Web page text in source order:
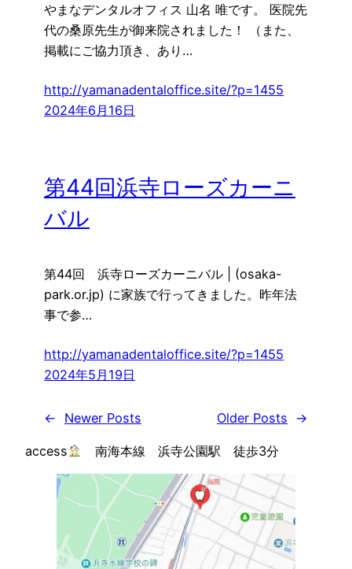
やまなデンタルオフィス 山名 唯です。 医院先
代の桑原先生が御来院されました！ （また、
掲載にご協力頂き、あり…
http://yamanadentaloffice.site/?p=1455
2024年6月16日
第44回浜寺ローズカーニ
バル
第44回 浜寺ローズカーニバル | (osaka-
park.or.jp) に家族で行ってきました。昨年法
事で参…
http://yamanadentaloffice.site/?p=1455
2024年5月19日
← Newer Posts Older Posts →
access 南海本線 浜寺公園駅 徒歩3分